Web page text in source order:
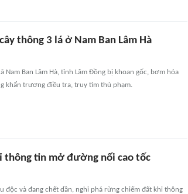
thông 3 lá ở Nam Ban Lâm Hà
Ban Lâm Hà, tỉnh Lâm Đồng bị khoan gốc, bơm hóa
khẩn trương điều tra, truy tìm thủ phạm.
thông tin mở đường nối cao tốc
độc và đang chết dần, nghi phá rừng chiếm đất khi thông